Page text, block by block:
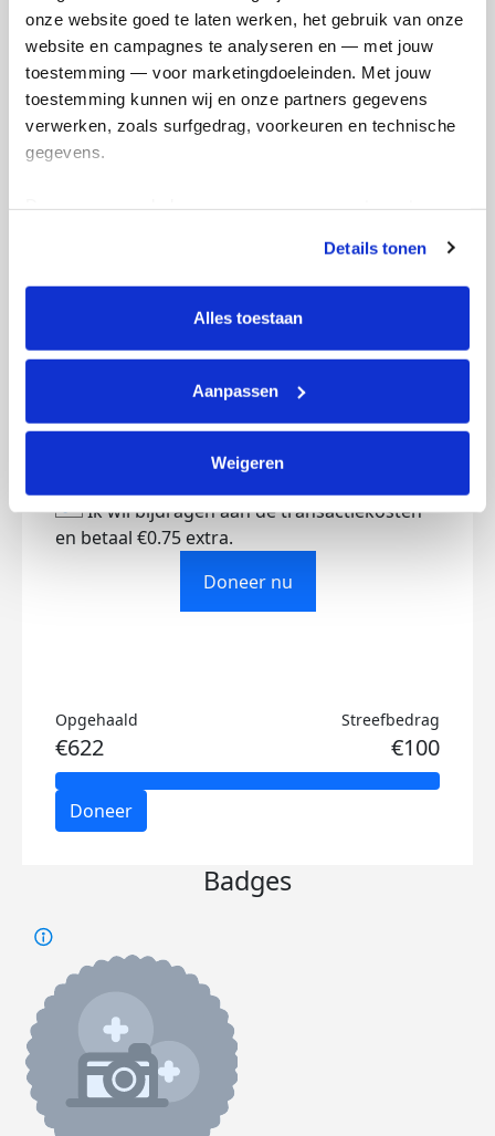
onze website goed te laten werken, het gebruik van onze
website en campagnes te analyseren en — met jouw
toestemming — voor marketingdoeleinden. Met jouw
toestemming kunnen wij en onze partners gegevens
verwerken, zoals surfgedrag, voorkeuren en technische
gegevens.
tonen. Je kunt je toestemming op elk moment wijzigen of
intrekken via Cookie instellingen onderaan de pagina. De
lijst met cookies is te vinden in het tabblad “details”.
Details tonen
Alles toestaan
Aanpassen
Weigeren
Volgende
Ik wil bijdragen aan de transactiekosten
en betaal €0.75 extra.
Doneer nu
Opgehaald
€622
Streefbedrag
€100
Doneer
Badges